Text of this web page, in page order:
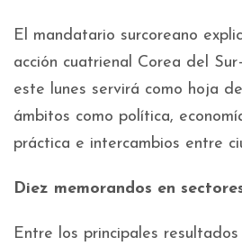
El mandatario surcoreano
acción cuatrienal Corea del
este lunes servirá como hoja
ámbitos como política,
práctica e intercambios entre
Diez memorandos en
Entre los principales resultados